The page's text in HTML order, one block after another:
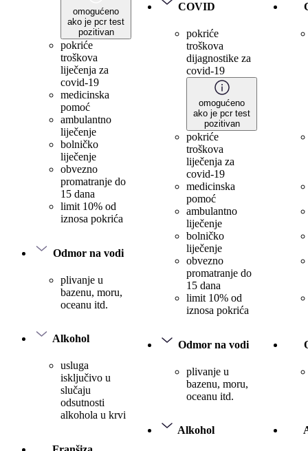
omogućeno
ako je pcr test
pozitivan
pokriće
troškova
liječenja za
covid-19
medicinska
pomoć
ambulantno
liječenje
bolničko
liječenje
obvezno
promatranje do
15 dana
limit 10% od
iznosa pokrića
Odmor na vodi
plivanje u
bazenu, moru,
oceanu itd.
Alkohol
usluga
isključivo u
slučaju
odsutnosti
alkohola u krvi
COVID
pokriće
troškova
dijagnostike za
covid-19
omogućeno
ako je pcr test
pozitivan
pokriće
troškova
liječenja za
covid-19
medicinska
pomoć
ambulantno
liječenje
bolničko
liječenje
obvezno
promatranje do
15 dana
limit 10% od
iznosa pokrića
Odmor na vodi
plivanje u
bazenu, moru,
oceanu itd.
Alkohol